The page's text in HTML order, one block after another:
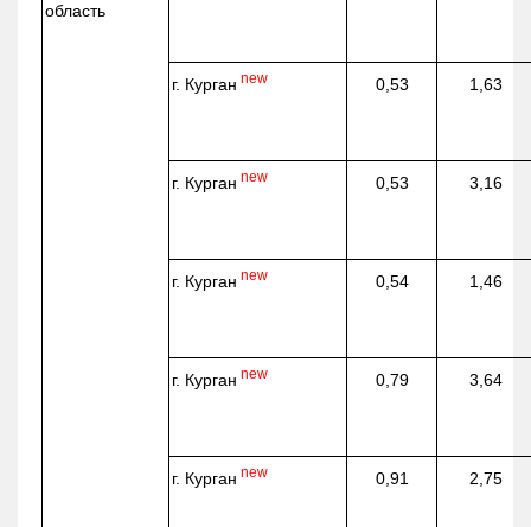
область
г. Курган new 0,53 1,63
г. Курган new 0,53 3,16
г. Курган new 0,54 1,46
г. Курган new 0,79 3,64
г. Курган new 0,91 2,75